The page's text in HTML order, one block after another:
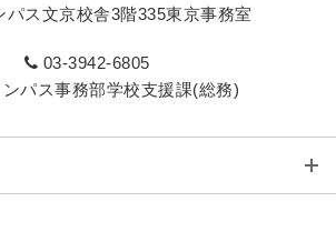
パス文京校舎3階335東京事務室
03-3942-6805
パス事務部学校支援課(総務)